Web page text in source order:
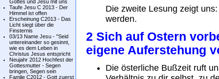
Gottes und Jesu mit uns
Taufe Jesu C 2013 - Der
Himmel ist offen
Erscheinung C2013 - Das
Licht siegt über die
Finsternis
03/13 Name Jesu - "Seid
untereinander so gesinnt,
wie es dem Leben in
Christus Jesus entspricht
Neujahr 2012 Hochfest der
Gottesmutter - Segen
bringen, Segen sein
Famlie C2012 - Gott zuerst
Die zweite Lesung zeigt
werden.
2 Sich auf Ostern
eigene Auferstehung
Die österliche Bußzeit ruft